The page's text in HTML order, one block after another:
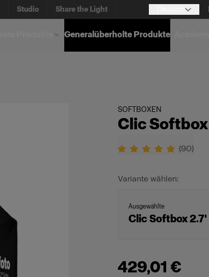
Studio Share the Light
Generalüberholte Produkte
SOFTBOXEN
Clic
(90)
Variante wählen:
Ausgewählte
Clic Softbox
429,01 €